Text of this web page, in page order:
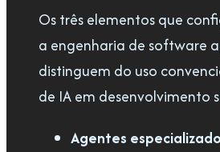
Os três elementos que
a engenharia de software
distinguem do uso
de IA em desenvolvimento
Agentes